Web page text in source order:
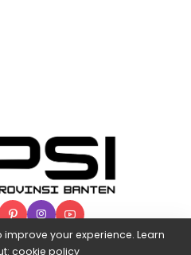
your experience. Learn
cookie policy